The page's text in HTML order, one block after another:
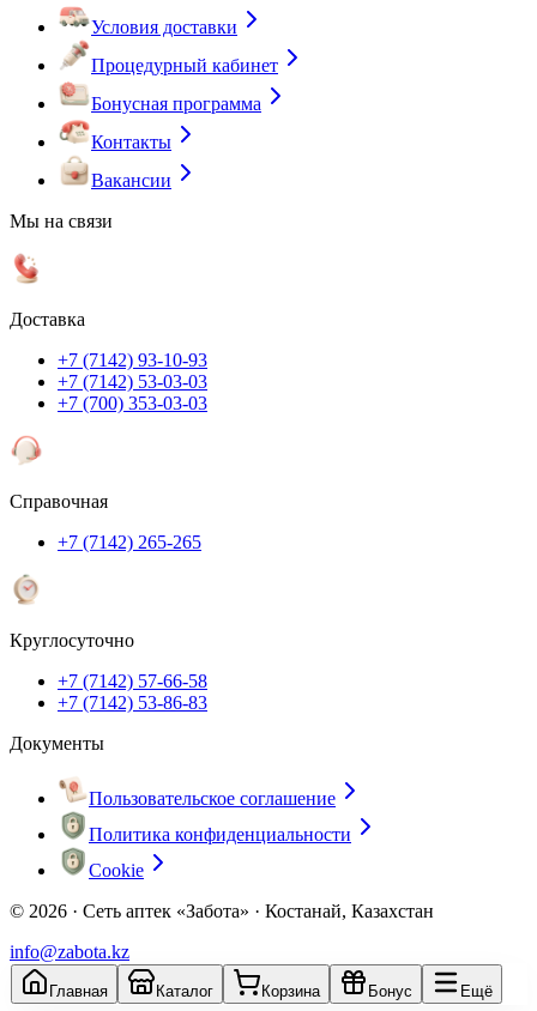
Условия доставки
Процедурный кабинет
Бонусная программа
Контакты
Вакансии
Мы на связи
Доставка
+7 (7142) 93-10-93
+7 (7142) 53-03-03
+7 (700) 353-03-03
Справочная
+7 (7142) 265-265
Круглосуточно
+7 (7142) 57-66-58
+7 (7142) 53-86-83
Документы
Пользовательское соглашение
Политика конфиденциальности
Cookie
© 2026 · Сеть аптек «Забота» · Костанай, Казахстан
info@zabota.kz
Главная Каталог Корзина Бонус Ещё